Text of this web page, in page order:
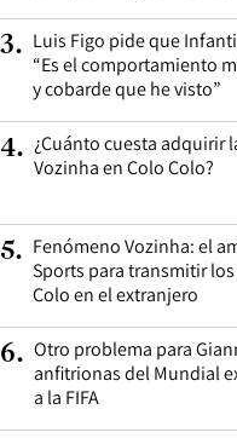
3. Luis Figo pide que
“Es el comportamiento
y cobarde que he visto”
4. ¿Cuánto cuesta adquirir
Vozinha en Colo Colo?
5. Fenómeno Vozinha: el
Sports para transmitir
Colo en el extranjero
6. Otro problema para
anfitrionas del Mundial
a la FIFA